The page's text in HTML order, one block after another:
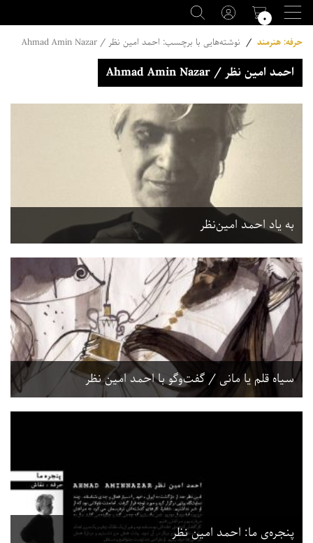
۰
حرفه: هنرمند / نوشته‌هایی با برچسب: احمد امین نظر / Ahmad Amin Nazar
احمد امین نظر / Ahmad Amin Nazar
به یاد احمد امین‌نظر
سیاه قلم یا مانی / گفت‌وگو با احمد امین‌ نظر
پنجره‌ی ما: احمد امین‌ نظر